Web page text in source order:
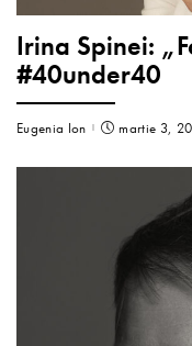
Irina Spinei:
#40under40
Eugenia Ion martie 3,